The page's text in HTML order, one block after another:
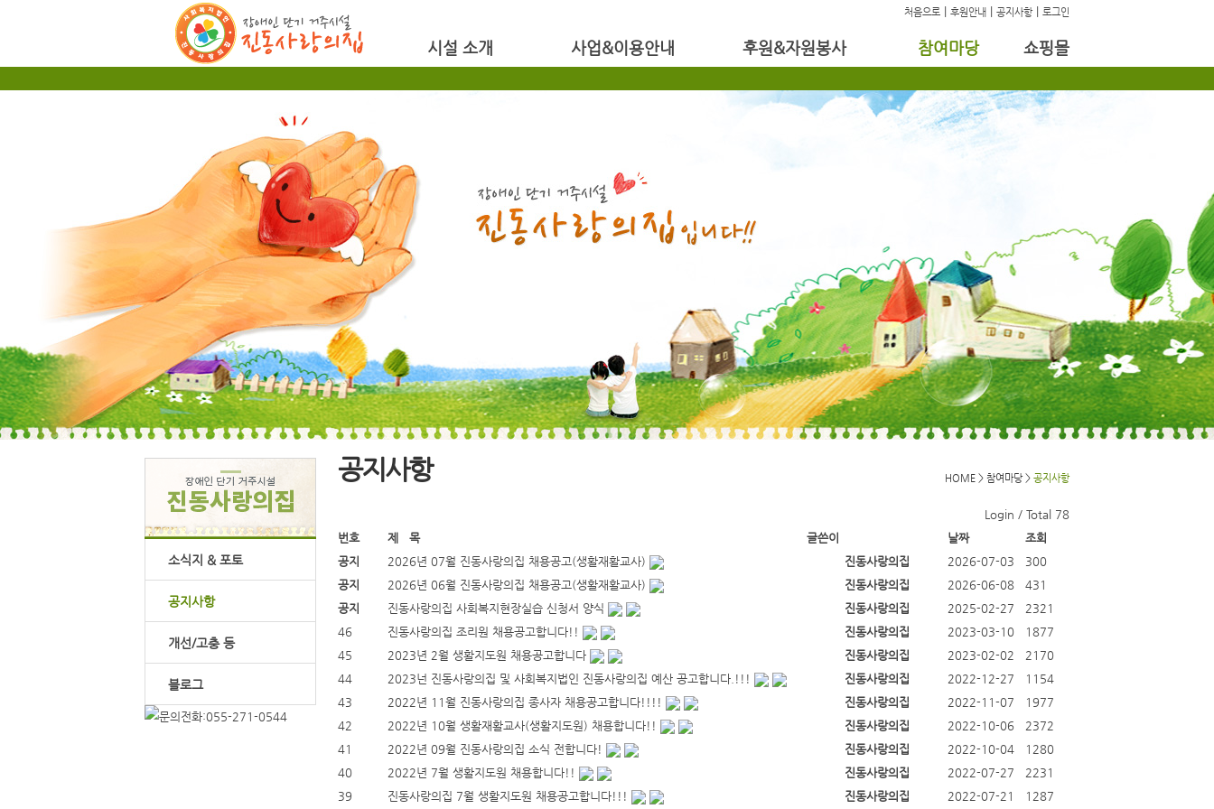
처음으로 후원안내 공지사항| 로그인
시설 소개 사업&이용안내 후원&자원봉사 참여마당 쇼핑몰
소식지 & 포토
공지사항
개선/고충 등
블로그
공지사항 HOME > 참여마당 > 공지사항
Login / Total 78
번호
제 목 글쓴이 날짜
조회
공지
2026년 07월 진동사랑의집 채용공고(생활재활교사) 진동사랑의집 2026-07-03
300
공지
2026년 06월 진동사랑의집 채용공고(생활재활교사) 진동사랑의집 2026-06-08
431
공지
진동사랑의집 사회복지현장실습 신청서 양식 진동사랑의집 2025-02-27
2321
46
진동사랑의집 조리원 채용공고합니다!! 진동사랑의집 2023-03-10
1877
45
2023년 2월 생활지도원 채용공고합니다 진동사랑의집 2023-02-02
2170
44
2023넌 진동사랑의집 및 사회복지법인 진동사랑의집 예산 공고합니다.!!! 진동사랑의집 2022-12-27
1154
43
2022년 11월 진동사랑의집 종사자 채용공고합니다!!!! 진동사랑의집 2022-11-07
1977
42
2022년 10월 생활재활교사(생활지도원) 채용합니다!! 진동사랑의집 2022-10-06
2372
41
2022년 09월 진동사랑의집 소식 전합니다! 진동사랑의집 2022-10-04
1280
40
2022년 7월 생활지도원 채용합니다!! 진동사랑의집 2022-07-27
2231
39
진동사랑의집 7월 생활지도원 채용공고합니다!!! 진동사랑의집 2022-07-21 1287